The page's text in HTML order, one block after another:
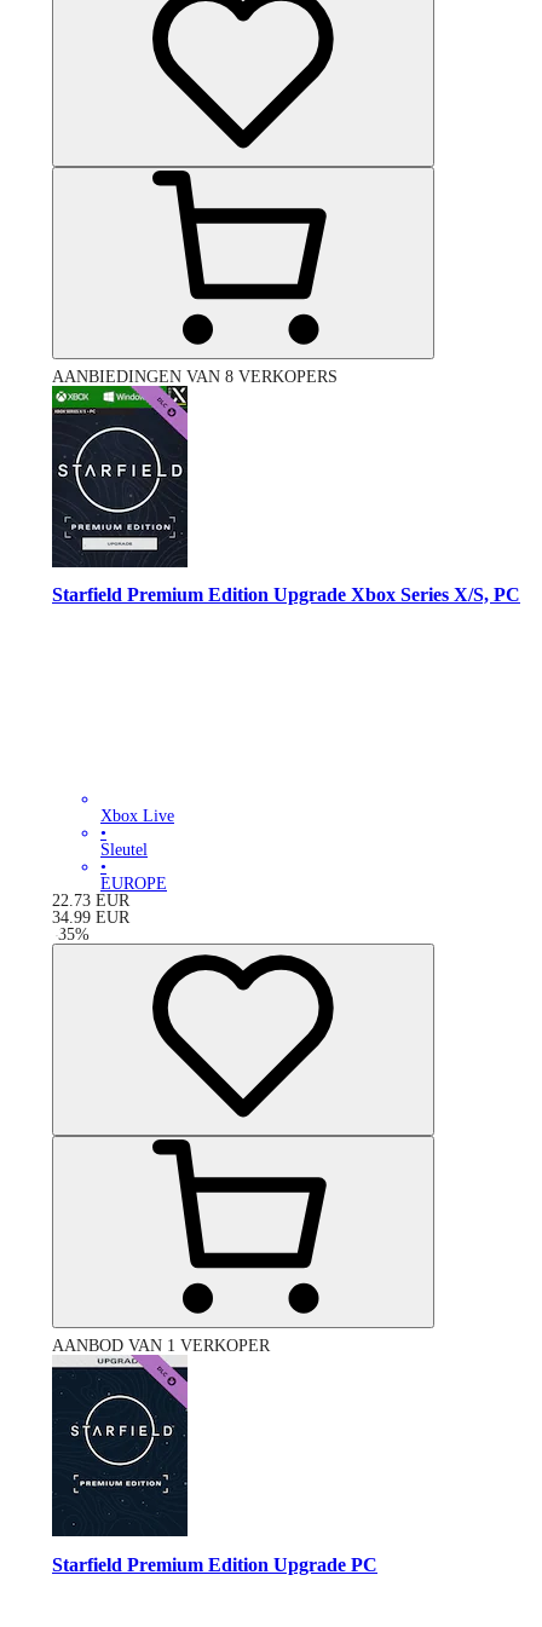
AANBIEDINGEN VAN 8 VERKOPERS
Starfield Premium Edition Upgrade Xbox Series X/S, PC
Xbox Live
•
Sleutel
•
EUROPE
22.73 EUR
34.99 EUR
-35%
AANBOD VAN 1 VERKOPER
Starfield Premium Edition Upgrade PC